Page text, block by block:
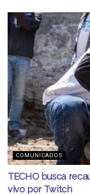
COMUNICADOS
TECHO busca
vivo por Twitch